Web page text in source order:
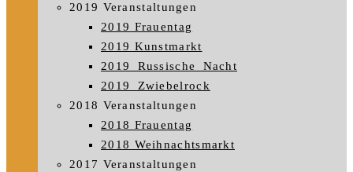
2019 Veranstaltungen
2019 Frauentag
2019 Kunstmarkt
2019_Russische_Nacht
2019_Zwiebelrock
2018 Veranstaltungen
2018 Frauentag
2018 Weihnachtsmarkt
2017 Veranstaltungen